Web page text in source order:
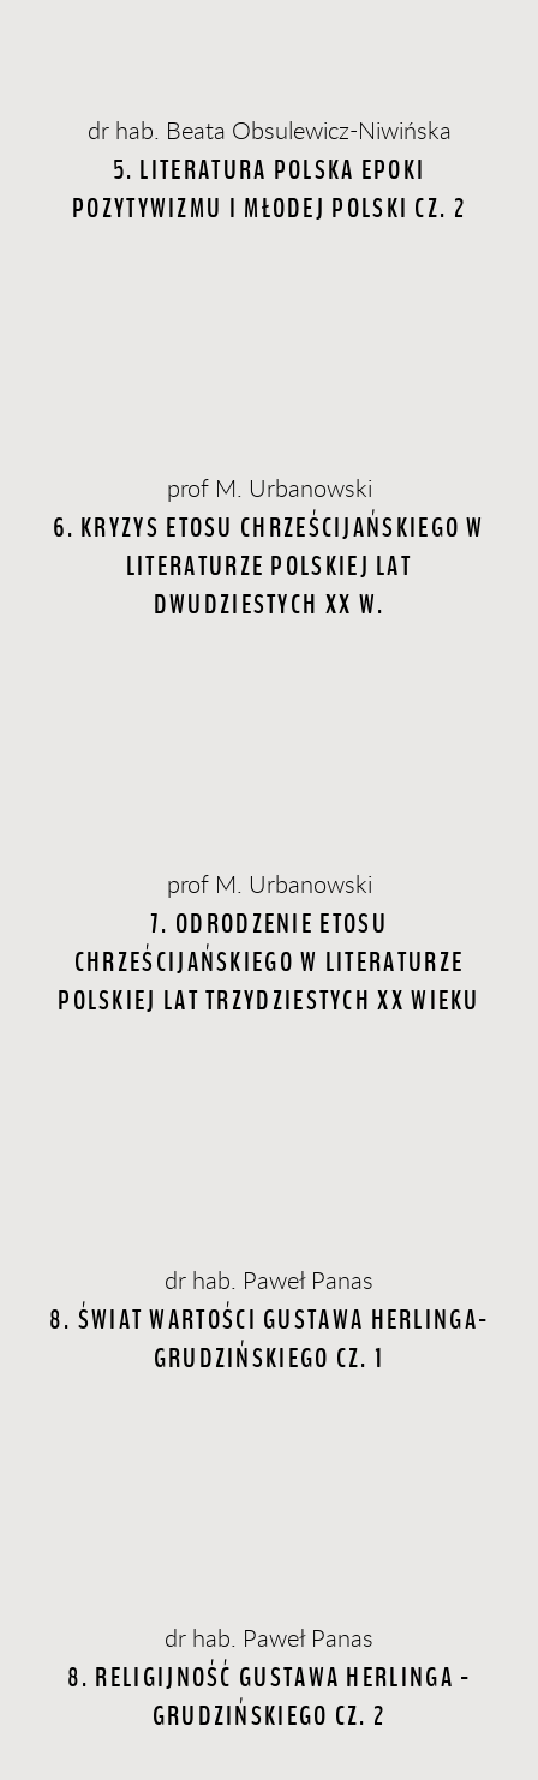
dr hab. Beata Obsulewicz-Niwińska
5. LITERATURA POLSKA EPOKI
POZYTYWIZMU I MŁODEJ POLSKI CZ. 2
prof M. Urbanowski
6. KRYZYS ETOSU CHRZEŚCIJAŃSKIEGO W
LITERATURZE POLSKIEJ LAT
DWUDZIESTYCH XX W.
prof M. Urbanowski
7. ODRODZENIE ETOSU
CHRZEŚCIJAŃSKIEGO W LITERATURZE
POLSKIEJ LAT TRZYDZIESTYCH XX WIEKU
dr hab. Paweł Panas
8. ŚWIAT WARTOŚCI GUSTAWA HERLINGA-
GRUDZIŃSKIEGO CZ. 1
dr hab. Paweł Panas
8. RELIGIJNOŚĆ GUSTAWA HERLINGA -
GRUDZIŃSKIEGO CZ. 2